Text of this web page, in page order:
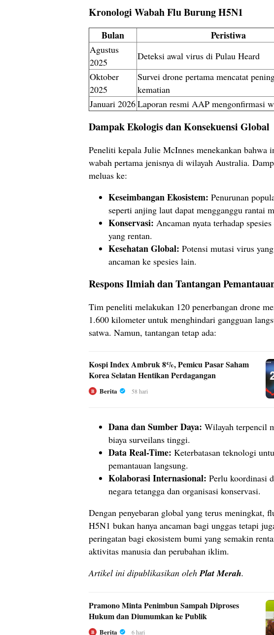
Kronologi Wabah Flu Burung H5N1
Bulan Peristiwa
Agustus
2025
Deteksi awal virus di Pulau Heard
Oktober
2025
Survei drone pertama mencatat
kematian
Januari 2026Laporan resmi AAP mengonfirmasi
Dampak Ekologis dan Konsekuensi Global
Peneliti kepala Julie McInnes menekankan bahwa
wabah pertama jenisnya di wilayah Australia.
meluas ke:
Keseimbangan Ekosistem: Penurunan
seperti anjing laut dapat mengganggu rantai
Konservasi: Ancaman nyata terhadap
yang rentan.
Kesehatan Global: Potensi mutasi virus
ancaman ke spesies lain.
Respons Ilmiah dan Tantangan
Tim peneliti melakukan 120 penerbangan drone
1.600 kilometer untuk menghindari gangguan
satwa. Namun, tantangan tetap ada:
Kospi Index Ambruk 8%, Pemicu Pasar Saham
Korea Selatan Hentikan Perdagangan
B Berita 58 hari
Dana dan Sumber Daya: Wilayah terpencil
biaya surveilans tinggi.
Data Real-Time: Keterbatasan teknologi
pemantauan langsung.
Kolaborasi Internasional: Perlu koordinasi
negara tetangga dan organisasi konservasi.
Dengan penyebaran global yang terus meningkat,
H5N1 bukan hanya ancaman bagi unggas tetapi
peringatan bagi ekosistem bumi yang semakin
aktivitas manusia dan perubahan iklim.
Artikel ini dipublikasikan oleh Plat Merah.
Pramono Minta Penimbun Sampah Diproses
Hukum dan Diumumkan ke Publik
B Berita 6 hari